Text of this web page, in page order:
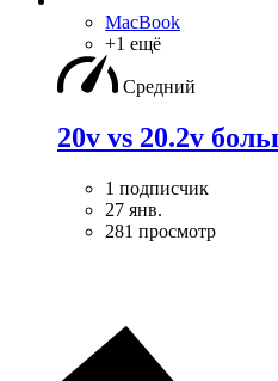
MacBook
+1 ещё
Средний
20v vs 20.2v
1 подписчик
27 янв.
281 просмотр